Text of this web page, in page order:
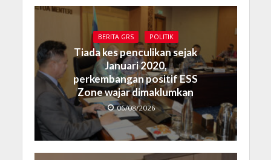
BERITA GRS POLITIK
Tiada kes penculikan sejak
Januari 2020,
perkembangan positif ESS
Zone wajar dimaklumkan
06/08/2026